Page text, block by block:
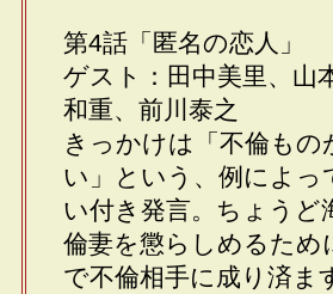
第4話「匿名の恋人」
ゲスト：田中美里、山
和重、前川泰之
きっかけは「不倫もの
い」という、例によっ
い付き発言。ちょうど
倫妻を懲らしめるため
で不倫相手に成り済ま